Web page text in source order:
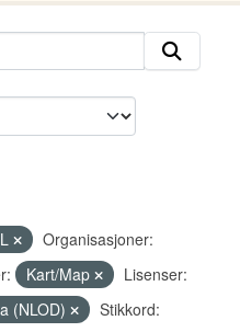
Organisasjoner:
Kart/Map
Lisenser:
(NLOD)
Stikkord: